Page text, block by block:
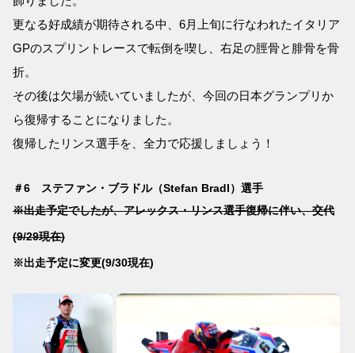
更なる好成績が期待される中、6月上旬に行なわれたイタリア
GPのスプリントレースで転倒を喫し、右足の脛骨と腓骨を骨
折。
その後は欠場が続いていましたが、今回の日本グランプリか
ら復帰することになりました。
復帰したリンス選手を、全力で応援しましょう！
＃6 ステファン・ブラドル（Stefan Bradl）選手
※出走予定でしたが、アレックス・リンス選手復帰に伴い、交代
(9/29現在)
※出走予定に変更(9/30現在)